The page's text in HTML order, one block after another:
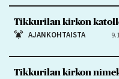
Tikkurilan kirkon
AJANKOHTAISTA
Tikkurilan kirkon